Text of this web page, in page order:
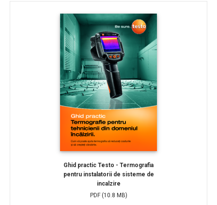
Ghid practic Testo - Termografia
pentru instalatorii de sisteme de
incalzire
PDF(10.8 MB)